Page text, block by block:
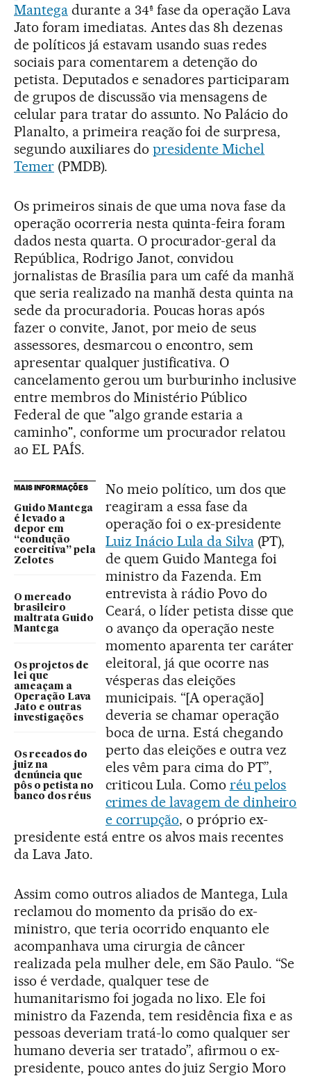
Mantegadurante a 34ª fase da operação Lava
Jato foram imediatas. Antes das 8h dezenas
de políticos já estavam usando suas redes
sociais para comentarem a detenção do
petista. Deputados e senadores participaram
de grupos de discussão via mensagens de
celular para tratar do assunto. No Palácio do
Planalto, a primeira reação foi de surpresa,
segundo auxiliares do presidente Michel
Temer(PMDB).
Os primeiros sinais de que uma nova fase da
operação ocorreria nesta quinta-feira foram
dados nesta quarta. O procurador-geral da
República, Rodrigo Janot, convidou
jornalistas de Brasília para um café da manhã
que seria realizado na manhã desta quinta na
sede da procuradoria. Poucas horas após
fazer o convite, Janot, por meio de seus
assessores, desmarcou o encontro, sem
apresentar qualquer justificativa. O
cancelamento gerou um burburinho inclusive
entre membros do Ministério Público
Federal de que "algo grande estaria a
caminho", conforme um procurador relatou
ao EL PAÍS.
MAIS INFORMAÇÕES
Guido Mantega
é levado a
depor em
“condução
coercitiva” pela
Zelotes
O mercado
brasileiro
maltrata Guido
Mantega
Os projetos de
lei que
ameaçam a
Operação Lava
Jato e outras
investigações
Os recados do
juiz na
denúncia que
pôs o petista no
banco dos réus
No meio político, um dos que
reagiram a essa fase da
operação foi o ex-presidente
Luiz Inácio Lula da Silva(PT),
de quem Guido Mantega foi
ministro da Fazenda. Em
entrevista à rádio Povo do
Ceará, o líder petista disse que
o avanço da operação neste
momento aparenta ter caráter
eleitoral, já que ocorre nas
vésperas das eleições
municipais. “[A operação]
deveria se chamar operação
boca de urna. Está chegando
perto das eleições e outra vez
eles vêm para cima do PT”,
criticou Lula. Como réu pelos
crimes de lavagem de dinheiro
e corrupção, o próprio ex-
presidente está entre os alvos mais recentes
da Lava Jato.
Assim como outros aliados de Mantega, Lula
reclamou do momento da prisão do ex-
ministro, que teria ocorrido enquanto ele
acompanhava uma cirurgia de câncer
realizada pela mulher dele, em São Paulo. “Se
isso é verdade, qualquer tese de
humanitarismo foi jogada no lixo. Ele foi
ministro da Fazenda, tem residência fixa e as
pessoas deveriam tratá-lo como qualquer ser
humano deveria ser tratado”, afirmou o ex-
presidente, pouco antes do juiz Sergio Moro